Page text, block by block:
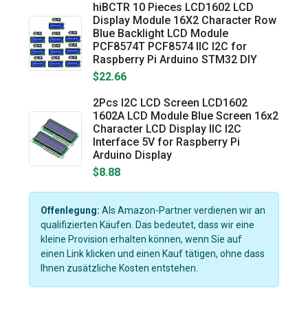
hiBCTR 10 Pieces LCD1602 LCD
Display Module 16X2 Character Row
Blue Backlight LCD Module
PCF8574T PCF8574 IIC I2C for
Raspberry Pi Arduino STM32 DIY
$22.66
2Pcs I2C LCD Screen LCD1602
1602A LCD Module Blue Screen 16x2
Character LCD Display IIC I2C
Interface 5V for Raspberry Pi
Arduino Display
$8.88
Offenlegung: Als Amazon-Partner verdienen wir an
qualifizierten Käufen. Das bedeutet, dass wir eine
kleine Provision erhalten können, wenn Sie auf
einen Link klicken und einen Kauf tätigen, ohne dass
Ihnen zusätzliche Kosten entstehen.